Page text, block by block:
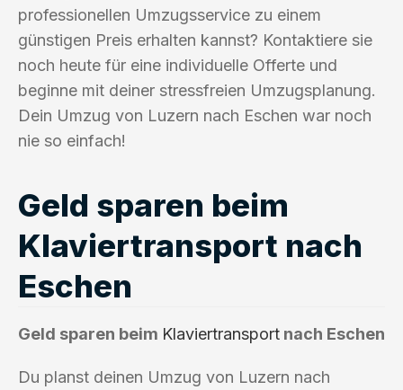
professionellen Umzugsservice zu einem
günstigen Preis erhalten kannst? Kontaktiere sie
noch heute für eine individuelle Offerte und
beginne mit deiner stressfreien Umzugsplanung.
Dein Umzug von Luzern nach Eschen war noch
nie so einfach!
Geld sparen beim
Klaviertransport nach
Eschen
Geld sparen beim Klaviertransport nach Eschen
Du planst deinen Umzug von Luzern nach